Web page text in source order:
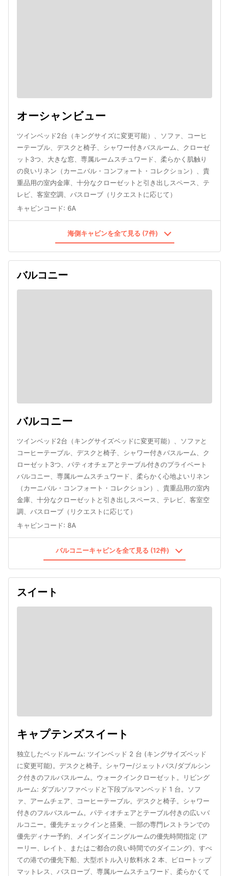
オーシャンビュー
ツインベッド2台（キングサイズに変更可能）、ソファ、コーヒ
ーテーブル、デスクと椅子、シャワー付きバスルーム、クローゼ
ット3つ、大きな窓、専属ルームスチュワード、柔らかく肌触り
の良いリネン（カーニバル・コンフォート・コレクション）、貴
重品用の室内金庫、十分なクローゼットと引き出しスペース、テ
レビ、客室空調、バスローブ（リクエストに応じて）
キャビンコード: 6A
海側キャビンを全て見る (7件)
バルコニー
バルコニー
ツインベッド2台（キングサイズベッドに変更可能）、ソファと
コーヒーテーブル、デスクと椅子、シャワー付きバスルーム、ク
ローゼット3つ、パティオチェアとテーブル付きのプライベート
バルコニー、専属ルームスチュワード、柔らかく心地よいリネン
（カーニバル・コンフォート・コレクション）、貴重品用の室内
金庫、十分なクローゼットと引き出しスペース、テレビ、客室空
調、バスローブ（リクエストに応じて）
キャビンコード: 8A
バルコニーキャビンを全て見る (12件)
スイート
キャプテンズスイート
独立したベッドルーム: ツインベッド 2 台 (キングサイズベッド
に変更可能)。デスクと椅子。シャワー/ジェットバス/ダブルシン
ク付きのフルバスルーム。ウォークインクローゼット。リビング
ルーム: ダブルソファベッドと下段プルマンベッド 1 台。ソフ
ァ、アームチェア、コーヒーテーブル。デスクと椅子。シャワー
付きのフルバスルーム。パティオチェアとテーブル付きの広いバ
ルコニー。優先チェックインと搭乗、一部の専門レストランでの
優先ディナー予約、メインダイニングルームの優先時間指定 (ア
ーリー、レイト、またはご都合の良い時間でのダイニング)、すべ
ての港での優先下船、大型ボトル入り飲料水 2 本、ピロートップ
マットレス、バスローブ、専属ルームスチュワード、柔らかくて